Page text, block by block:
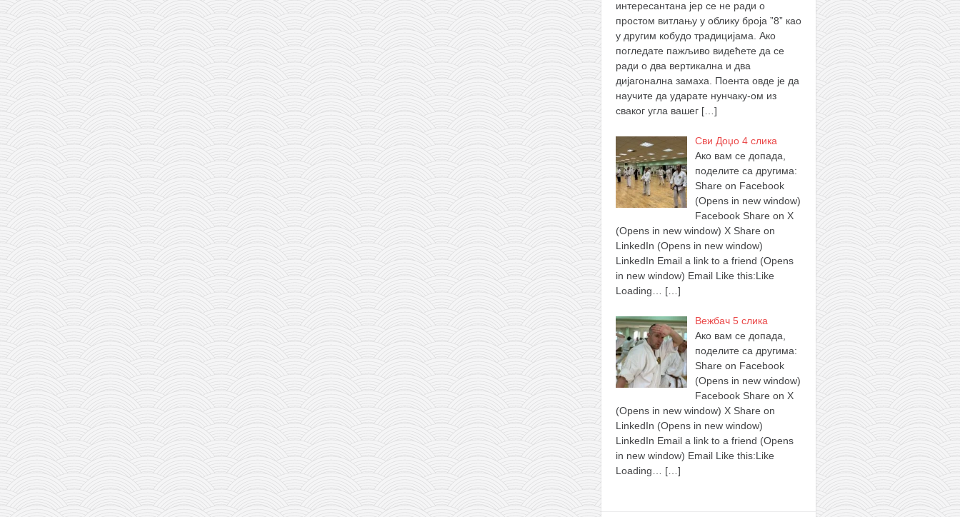
интересантана јер се не ради о
простом витлању у облику броја ”8” као
у другим кобудо традицијама. Ако
погледате пажљиво видећете да се
ради о два вертикална и два
дијагонална замаха. Поента овде је да
научите да ударате нунчаку-ом из
сваког угла вашег […]
Сви Доџо 4 слика
Ако вам се допада,
поделите са другима:
Share on Facebook
(Opens in new window)
Facebook Share on X
(Opens in new window) X Share on
LinkedIn (Opens in new window)
LinkedIn Email a link to a friend (Opens
in new window) Email Like this:Like
Loading…
[…]
Вежбач 5 слика
Ако вам се допада,
поделите са другима:
Share on Facebook
(Opens in new window)
Facebook Share on X
(Opens in new window) X Share on
LinkedIn (Opens in new window)
LinkedIn Email a link to a friend (Opens
in new window) Email Like this:Like
Loading…
[…]